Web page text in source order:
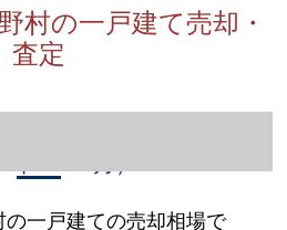
村の一戸建て売却・
査定
一戸建ての売却相場で